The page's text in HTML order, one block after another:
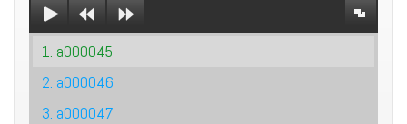
1. a000045
2. a000046
3. a000047